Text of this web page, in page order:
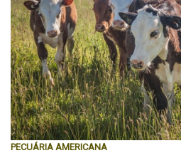
PECUÁRIA AMERICANA